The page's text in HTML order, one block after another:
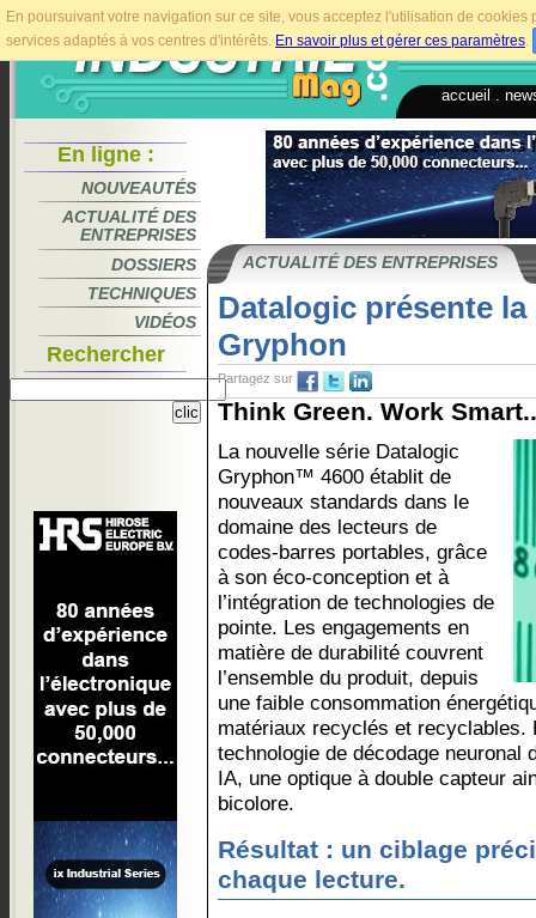
En poursuivant votre navigation sur ce site, vous acceptez l'utilisation de
services adaptés à vos centres d'intérêts. En savoir plus et gérer ces paramètres.
accueil
En ligne :
NOUVEAUTÉS
ACTUALITÉ DES
ENTREPRISES
DOSSIERS
TECHNIQUES
VIDÉOS
Rechercher
ACTUALITÉ DES ENTREPRISES
Datalogic présente
Gryphon
Partagez sur
Think Green. Work
La nouvelle série Datalogic
Gryphon™ 4600 établit de
nouveaux standards dans le
domaine des lecteurs de
codes-barres portables, grâce
à son éco-conception et à
l’intégration de technologies de
pointe. Les engagements en
matière de durabilité couvrent
l’ensemble du produit, depuis
une faible consommation
matériaux recyclés et recyclables.
technologie de décodage neuronal
IA, une optique à double capteur
bicolore.
Résultat : un ciblage
chaque lecture.